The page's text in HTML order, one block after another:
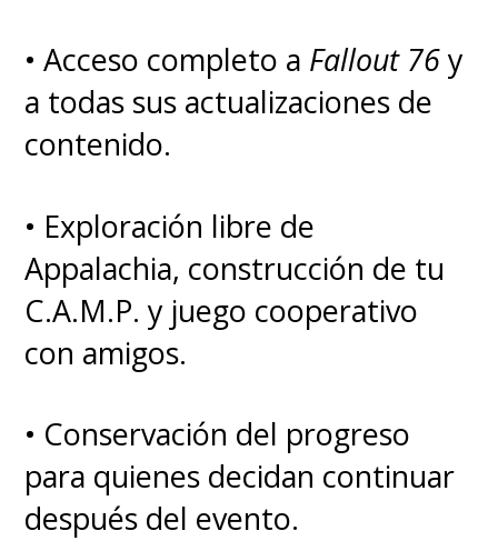
• Acceso completo a Fallout 76y
a todas sus actualizaciones de
contenido.
• Exploración libre de
Appalachia, construcción de tu
C.A.M.P. y juego cooperativo
con amigos.
• Conservación del progreso
para quienes decidan continuar
después del evento.